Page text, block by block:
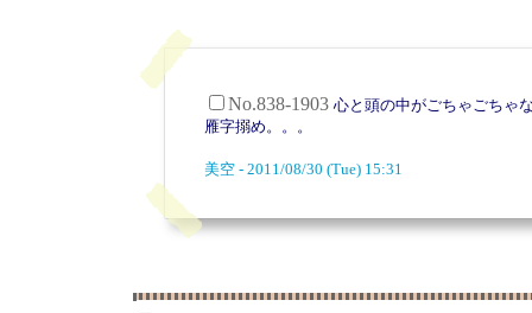
No.838-1903 心と頭の中がごちゃごちゃ
雁字搦め。。。
美空 - 2011/08/30 (Tue) 15:31